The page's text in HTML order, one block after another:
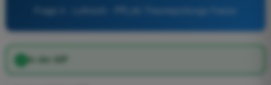
Frage 3 - Luftrecht - PPL(A) Theorieprüfungs-Trainer
In der AIP